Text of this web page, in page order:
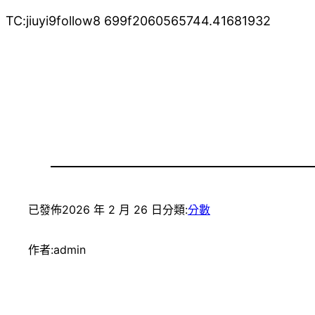
TC:jiuyi9follow8 699f2060565744.41681932
已發佈2026 年 2 月 26 日分類:分數
作者:admin